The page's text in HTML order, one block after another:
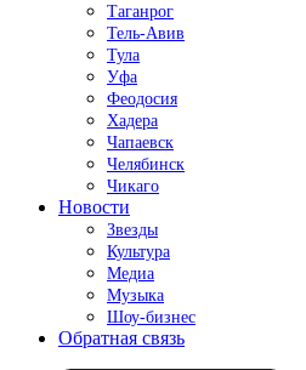
Таганрог
Тель-Авив
Тула
Уфа
Феодосия
Хадера
Чапаевск
Челябинск
Чикаго
Новости
Звезды
Культура
Медиа
Музыка
Шоу-бизнес
Обратная связь